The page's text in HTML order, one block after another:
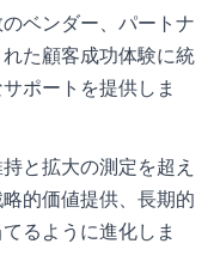
ベンダー、パートナ
た顧客成功体験に統
ポートを提供しま
と拡大の測定を超え
的価値提供、長期的
るように進化しま